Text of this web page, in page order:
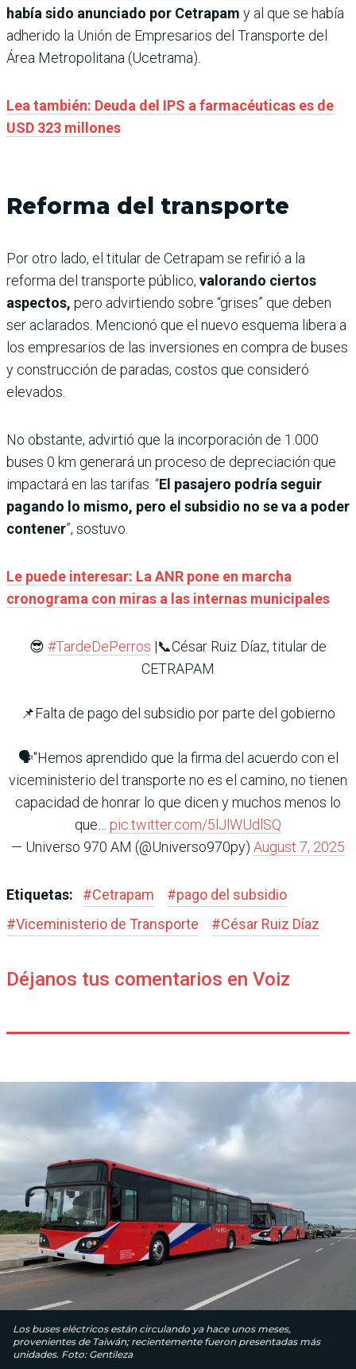
había sido anunciado por Cetrapam y al que se había
adherido la Unión de Empresarios del Transporte del
Área Metropolitana (Ucetrama).
Lea también: Deuda del IPS a farmacéuticas es de
USD 323 millones
Reforma del transporte
Por otro lado, el titular de Cetrapam se refirió a la
reforma del transporte público, valorando ciertos
aspectos, pero advirtiendo sobre “grises” que deben
ser aclarados. Mencionó que el nuevo esquema libera a
los empresarios de las inversiones en compra de buses
y construcción de paradas, costos que consideró
elevados.
No obstante, advirtió que la incorporación de 1.000
buses 0 km generará un proceso de depreciación que
impactará en las tarifas. “El pasajero podría seguir
pagando lo mismo, pero el subsidio no se va a poder
contener”, sostuvo.
Le puede interesar: La ANR pone en marcha
cronograma con miras a las internas municipales
😎 #TardeDePerros |📞César Ruiz Díaz, titular de
CETRAPAM
📌Falta de pago del subsidio por parte del gobierno
🗣️"Hemos aprendido que la firma del acuerdo con el
viceministerio del transporte no es el camino, no tienen
capacidad de honrar lo que dicen y muchos menos lo
que… pic.twitter.com/5lJlWUdlSQ
— Universo 970 AM (@Universo970py) August 7, 2025
Etiquetas: #Cetrapam #pago del subsidio
#Viceministerio de Transporte #César Ruiz Díaz
Déjanos tus comentarios en Voiz
Los buses eléctricos están circulando ya hace unos meses,
provenientes de Taiwán; recientemente fueron presentadas más
unidades. Foto: Gentileza